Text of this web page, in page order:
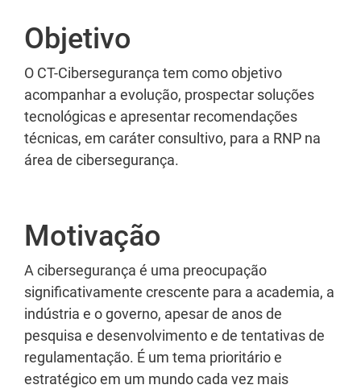
Texto
Objetivo
O CT-Cibersegurança tem como objetivo
acompanhar a evolução, prospectar soluções
tecnológicas e apresentar recomendações
técnicas, em caráter consultivo, para a RNP na
área de cibersegurança.
Motivação
A cibersegurança é uma preocupação
significativamente crescente para a academia, a
indústria e o governo, apesar de anos de
pesquisa e desenvolvimento e de tentativas de
regulamentação. É um tema prioritário e
estratégico em um mundo cada vez mais